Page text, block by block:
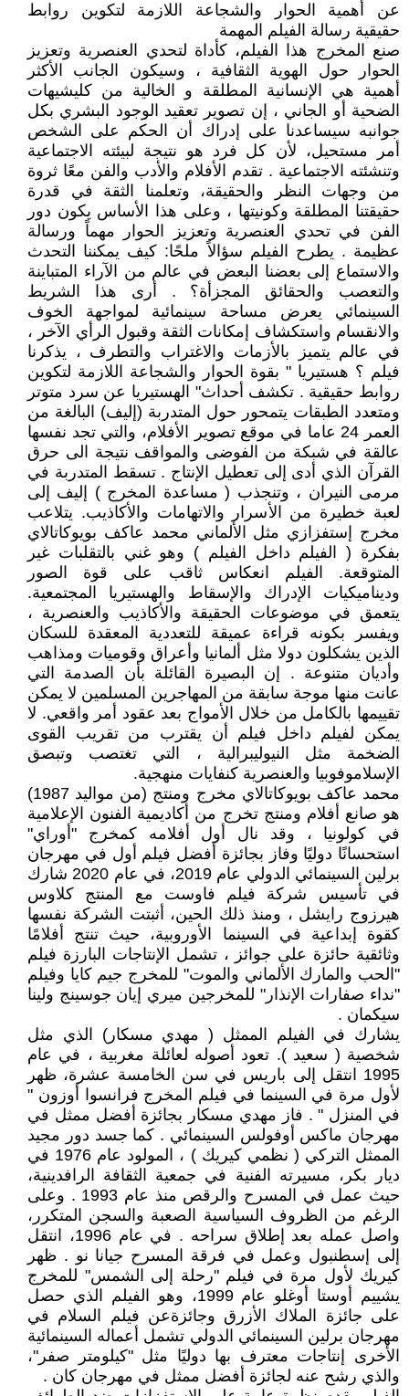
عن أهمية الحوار والشجاعة اللازمة لتكوين روابط
حقيقية رسالة الفيلم المهمة
صنع المخرج هذا الفيلم، كأداة لتحدي العنصرية وتعزيز
الحوار حول الهوية الثقافية ، وسيكون الجانب الأكثر
أهمية هي الإنسانية المطلقة و الخالية من كليشيهات
الضحية أو الجاني ، إن تصوير تعقيد الوجود البشري بكل
جوانبه سيساعدنا على إدراك أن الحكم على الشخص
أمر مستحيل، لأن كل فرد هو نتيجة لبيئته الاجتماعية
وتنشئته الاجتماعية . تقدم الأفلام والأدب والفن معًا ثروة
من وجهات النظر والحقيقة، وتعلمنا الثقة في قدرة
حقيقتنا المطلقة وكونيتها ، وعلى هذا الأساس يكون دور
الفن في تحدي العنصرية وتعزيز الحوار مهماً ورسالة
عظيمة . يطرح الفيلم سؤالاً ملحًا: كيف يمكننا التحدث
والاستماع إلى بعضنا البعض في عالم من الآراء المتباينة
والتعصب والحقائق المجزأة؟ . أرى هذا الشريط
السينمائي يعرض مساحة سينمائية لمواجهة الخوف
والانقسام واستكشاف إمكانات الثقة وقبول الرأي الآخر ،
في عالم يتميز بالأزمات والاغتراب والتطرف ، يذكرنا
فيلم ؟ هستيريا " بقوة الحوار والشجاعة اللازمة لتكوين
روابط حقيقية . تكشف أحداث" الهستيريا عن سرد متوتر
ومتعدد الطبقات يتمحور حول المتدربة (إليف) البالغة من
العمر 24 عاما في موقع تصوير الأفلام، والتي تجد نفسها
عالقة في شبكة من الفوضى والمواقف نتيجة الى حرق
القرآن الذي أدى إلى تعطيل الإنتاج . تسقط المتدربة في
مرمى النيران ، وتنجذب ( مساعدة المخرج ) إليف إلى
لعبة خطيرة من الأسرار والاتهامات والأكاذيب. يتلاعب
مخرج إستفزازي مثل الألماني محمد عاكف بويوكاتالاي
بفكرة ( الفيلم داخل الفيلم ) وهو غني بالتقلبات غير
المتوقعة. الفيلم انعكاس ثاقب على قوة الصور
وديناميكيات الإدراك والإسقاط والهستيريا المجتمعية.‏
يتعمق في موضوعات الحقيقة والأكاذيب والعنصرية ،
ويفسر بكونه قراءة عميقة للتعددية المعقدة للسكان
الذين يشكلون دولا مثل ألمانيا وأعراق وقوميات ومذاهب
وأديان متنوعة . إن البصيرة القائلة بأن الصدمة التي
عانت منها موجة سابقة من المهاجرين المسلمين لا يمكن
تقييمها بالكامل من خلال الأمواج بعد عقود أمر واقعي. لا
يمكن لفيلم داخل فيلم أن يقترب من تقريب القوى
الضخمة مثل النيوليبرالية ، التي تغتصب وتبصق
الإسلاموفوبيا والعنصرية كنفايات منهجية.
محمد عاكف بويوكاتالاي مخرج ومنتج (من مواليد 1987)
هو صانع أفلام ومنتج تخرج من أكاديمية الفنون الإعلامية
في كولونيا ، وقد نال أول أفلامه كمخرج "أوراي"
استحسانًا دوليًا وفاز بجائزة أفضل فيلم أول في مهرجان
برلين السينمائي الدولي عام 2019، في عام 2020 شارك
في تأسيس شركة فيلم فاوست مع المنتج كلاوس
هيرزوج رايشل ، ومنذ ذلك الحين، أثبتت الشركة نفسها
كقوة إبداعية في السينما الأوروبية، حيث تنتج أفلامًا
وثائقية حائزة على جوائز ، تشمل الإنتاجات البارزة فيلم
"الحب والمارك الألماني والموت" للمخرج جيم كايا وفيلم
"نداء صفارات الإنذار" للمخرجين ميري إيان جوسينج ولينا
سيكمان .
يشارك في الفيلم الممثل ( مهدي مسكار) الذي مثل
شخصية ( سعيد ). تعود أصوله لعائلة مغربية ، في عام
1995 انتقل إلى باريس في سن الخامسة عشرة، ظهر
لأول مرة في السينما في فيلم المخرج فرانسوا أوزون "
في المنزل " . فاز مهدي مسكار بجائزة أفضل ممثل في
مهرجان ماكس أوفولس السينمائي . كما جسد دور مجيد
الممثل التركي ( نظمي كيريك ) ، المولود عام 1976 في
ديار بكر، مسيرته الفنية في جمعية الثقافة الرافدينية،
حيث عمل في المسرح والرقص منذ عام 1993 . وعلى
الرغم من الظروف السياسية الصعبة والسجن المتكرر،
واصل عمله بعد إطلاق سراحه . في عام 1996، انتقل
إلى إسطنبول وعمل في فرقة المسرح جيانا نو . ظهر
كيريك لأول مرة في فيلم "رحلة إلى الشمس" للمخرج
يشييم أوستا أوغلو عام 1999، وهو الفيلم الذي حصل
على جائزة الملاك الأزرق وجائزةعن فيلم السلام في
مهرجان برلين السينمائي الدولي تشمل أعماله السينمائية
الأخرى إنتاجات معترف بها دوليًا مثل "كيلومتر صفر"،
والذي رشح عنه لجائزة أفضل ممثل في مهرجان كان .